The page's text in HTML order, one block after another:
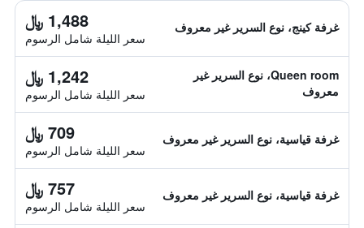
غرفة كينج، نوع السرير غير معروف 1,488 ﷼
سعر الليلة شامل الرسوم
Queen room، نوع السرير غير
معروف
1,242 ﷼
سعر الليلة شامل الرسوم
غرفة قياسية، نوع السرير غير معروف 709 ﷼
سعر الليلة شامل الرسوم
غرفة قياسية، نوع السرير غير معروف 757 ﷼
سعر الليلة شامل الرسوم